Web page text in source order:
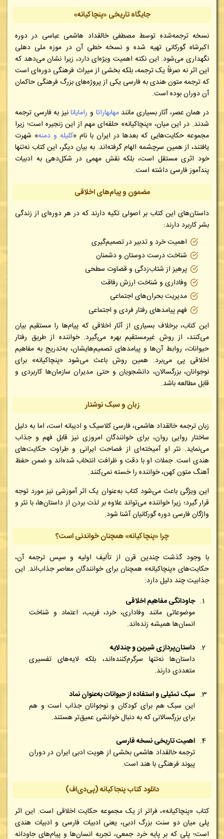
جایگاه تاریخی «پنچاکیانه»
نسخه ترجمه‌شده توسط مصطفی خالقداد هاشمی عباسی در دوره
اکبرشاه گورکانی تهیه شده و نسخه خطی آن در موزه ملی دهلی
نگهداری می‌شود. این نکته اهمیت ویژه‌ای دارد، زیرا نشان می‌دهد که
این اثر نه صرفاً یک ترجمه، بلکه بخشی از میراث فرهنگی دوره‌ای است
که ترجمه متون هندی به فارسی یکی از پروژه‌های بزرگ فرهنگی حاکمان
آن دوران بوده است.
در همان عصر، آثار بسیاری مانندمهابهاراتا و رامایانانیز به فارسی ترجمه
شدند. در این میان، «پنچاکیانه» حلقه‌ای مهم از این زنجیره است؛ زیرا
مجموعه حکایت‌هایی که بعدها در ایران با نام «کلیله و دمنه» شهرت
یافتند، از همین سرچشمه الهام گرفته‌اند. به بیان دیگر، این کتاب نه‌تنها
خود اثری مستقل است، بلکه نقش مهمی در شکل‌دهی به ادبیات
پندآموز فارسی داشته است.
مضمون و پیام‌های اخلاقی
داستان‌های این کتاب بر اصولی تکیه دارند که در هر دوره‌ای از زندگی
بشر کاربرد دارند:
اهمیت خرد و تدبیر در تصمیم‌گیری
شناخت درست دوستان و دشمنان
پرهیز از شتاب‌زدگی و قضاوت سطحی
وفاداری و شناخت ارزش رفاقت
مدیریت بحران‌های اجتماعی
فهم پیامدهای رفتار فردی و اجتماعی
این کتاب، برخلاف بسیاری از آثار اخلاقی که پیام‌ها را مستقیم بیان
می‌کنند، از روش غیرمستقیم بهره می‌گیرد. خواننده از طریق رفتار
حیوانات، روابط آن‌ها و پیامدهای تصمیم‌هایشان، به‌تدریج به مفاهیم
اخلاقی پی می‌برد. همین روش باعث می‌شود «پنچاکیانه» برای
نوجوانان، بزرگسالان، دانشجویان و حتی مدیران سازمان‌ها کاربردی و
قابل مطالعه باشد.
زبان و سبک نوشتار
زبان ترجمه خالقداد هاشمی، فارسی کلاسیک و ادیبانه است، اما به دلیل
ساختار روایی روان، برای خوانندگان امروزی نیز قابل فهم و جذاب
می‌نماید. نثر او آمیخته‌ای از فصاحت ایرانی و طراوت حکایت‌های
هندی است. جملات او با دقت و ظرافت انتخاب شده‌اند و ضمن حفظ
آهنگ متون کهن، خواننده را خسته نمی‌کنند.
این ویژگی باعث می‌شود کتاب به‌عنوان یک اثر آموزشی نیز مورد توجه
قرار گیرد؛ زیرا خواننده می‌تواند علاوه بر لذت بردن از داستان‌ها، با نثر و
واژگان فارسی دوره گورکانیان آشنا شود.
چرا «پنچاکیانه» همچنان خواندنی است؟
با وجود گذشت چندین قرن از تألیف اولیه و سپس ترجمه آن،
حکایت‌های «پنچاکیانه» همچنان برای خوانندگان معاصر جذاب‌اند. این
جذابیت چند دلیل دارد:
جاودانگی مفاهیم اخلاقی
موضوعاتی مانند وفاداری، خرد، فریب، اعتماد و شناخت
انسان‌ها همیشه زنده‌اند.
داستان‌پردازی شیرین و چندلایه
داستان‌ها نه‌تنها سرگرم‌کننده‌اند، بلکه لایه‌های تفسیری
متعددی دارند.
سبک تمثیلی و استفاده از حیوانات به‌عنوان نماد
این سبک هم برای کودکان و نوجوانان جذاب است و هم
برای بزرگسالانی که به دنبال خوانشی عمیق‌تر هستند.
اهمیت تاریخی نسخه فارسی
ترجمه خالقداد هاشمی بخشی از هویت ادبی ایران در دوران
پیوند فرهنگی با هند است.
دانلود کتاب پنجاکیانه (پی‌دی‌اف)
کتاب «پنچاکیانه»، فراتر از یک مجموعه حکایت اخلاقی است. این اثر
پلی میان دو سنت بزرگ ادبی، یعنی ادبیات فارسی و ادبیات هندی
است؛ پلی که بر پایه خرد جمعی، تجربه انسان‌ها و پیام‌های جاودانه